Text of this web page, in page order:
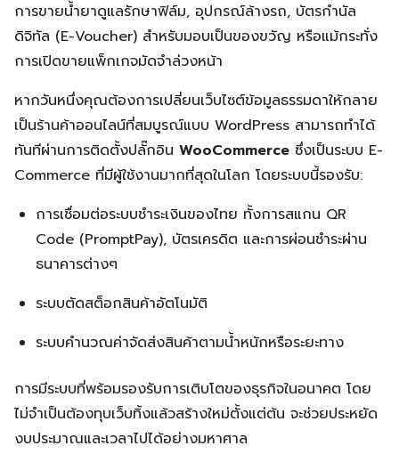
การขายน้ำยาดูแลรักษาฟิล์ม, อุปกรณ์ล้างรถ, บัตรกำนัล
ดิจิทัล (E-Voucher) สำหรับมอบเป็นของขวัญ หรือแม้กระทั่ง
การเปิดขายแพ็กเกจมัดจำล่วงหน้า
หากวันหนึ่งคุณต้องการเปลี่ยนเว็บไซต์ข้อมูลธรรมดาให้กลาย
เป็นร้านค้าออนไลน์ที่สมบูรณ์แบบ WordPress สามารถทำได้
ทันทีผ่านการติดตั้งปลั๊กอิน WooCommerce ซึ่งเป็นระบบ E-
Commerce ที่มีผู้ใช้งานมากที่สุดในโลก โดยระบบนี้รองรับ:
การเชื่อมต่อระบบชำระเงินของไทย ทั้งการสแกน QR
Code (PromptPay), บัตรเครดิต และการผ่อนชำระผ่าน
ธนาคารต่างๆ
ระบบตัดสต็อกสินค้าอัตโนมัติ
ระบบคำนวณค่าจัดส่งสินค้าตามน้ำหนักหรือระยะทาง
การมีระบบที่พร้อมรองรับการเติบโตของธุรกิจในอนาคต โดย
ไม่จำเป็นต้องทุบเว็บทิ้งแล้วสร้างใหม่ตั้งแต่ต้น จะช่วยประหยัด
งบประมาณและเวลาไปได้อย่างมหาศาล